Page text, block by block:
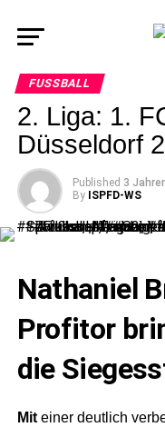
FUSSBALL
2. Liga: 1.
Düsseldorf
Published 3
By ISPFD-WS
Nathaniel
Profitor
die
Miteiner deutlich